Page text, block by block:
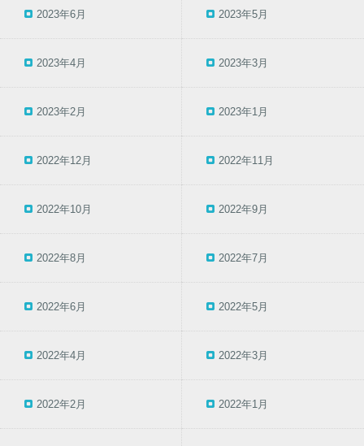
2023年6月 2023年5月
2023年4月 2023年3月
2023年2月 2023年1月
2022年12月 2022年11月
2022年10月 2022年9月
2022年8月 2022年7月
2022年6月 2022年5月
2022年4月 2022年3月
2022年2月 2022年1月